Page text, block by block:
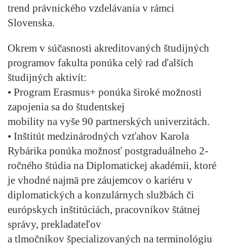
trend právnického vzdelávania v rámci
Slovenska.
Okrem v súčasnosti akreditovaných študijných
programov fakulta ponúka celý rad ďalších
študijných aktivít:
• Program Erasmus+ ponúka široké možnosti
zapojenia sa do študentskej
mobility na vyše 90 partnerských univerzitách.
• Inštitút medzinárodných vzťahov Karola
Rybárika ponúka možnosť postgraduálneho 2-
ročného štúdia na Diplomatickej akadémii, ktoré
je vhodné najmä pre záujemcov o kariéru v
diplomatických a konzulárnych službách či
európskych inštitúciách, pracovníkov štátnej
správy, prekladateľov
a tlmočníkov špecializovaných na terminológiu